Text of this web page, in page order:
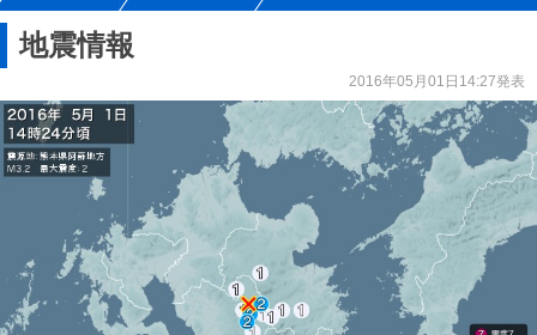
地震情報
2016年05月01日14:27発表